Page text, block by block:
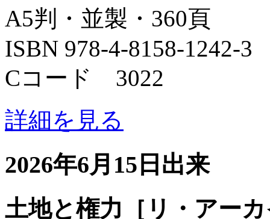
A5判・並製・360頁
ISBN 978-4-8158-1242-3
Cコード 3022
詳細を見る
2026年6月15日出来
土地と権力［リ・アー